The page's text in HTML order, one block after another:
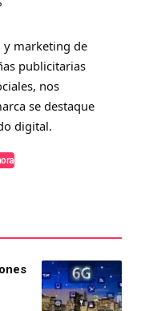
y marketing de
publicitarias
nos
se destaque
digital.